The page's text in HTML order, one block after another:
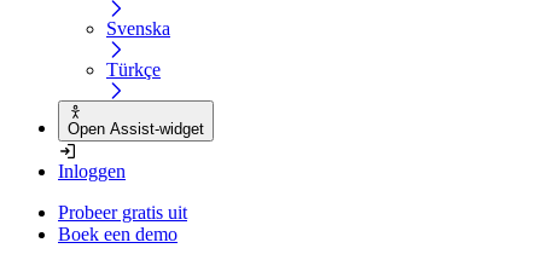
Svenska
Türkçe
Open Assist-widget
Inloggen
Probeer gratis uit
Boek een demo